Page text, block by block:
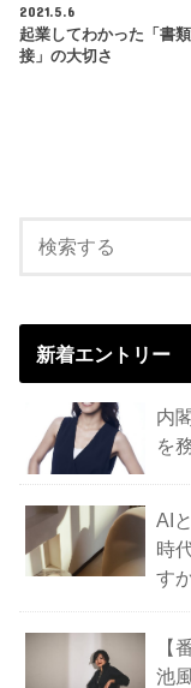
2021.5.6
起業してわかった「書
接」の大切さ
新着エントリー
内
を
AI
時
す
【
池